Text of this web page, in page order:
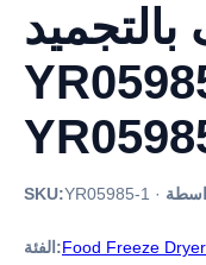
SKU:YR05985-1 ·
الفئة:Food Freeze Dryer